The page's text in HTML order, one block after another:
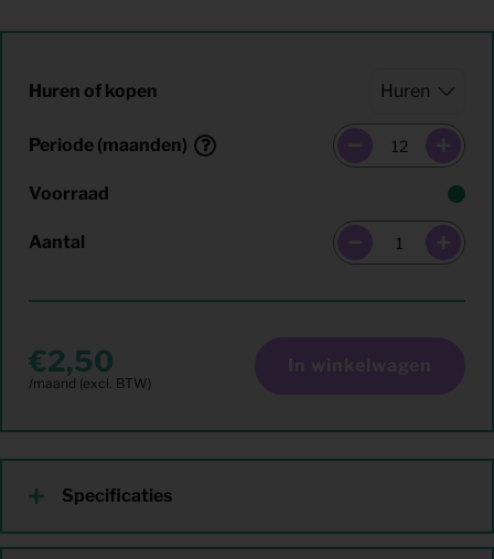
Huren of kopen
Periode (maanden)
Voorraad
Aantal
2,50 In winkelwagen
Specificaties